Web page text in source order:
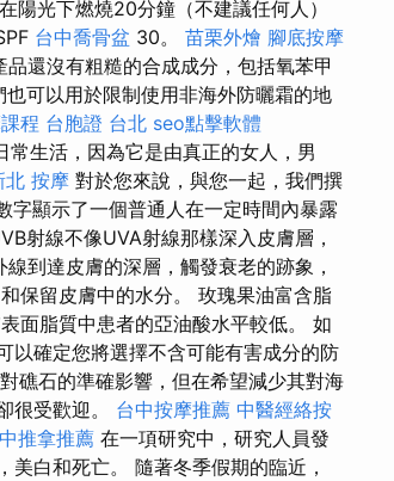
陽光下燃燒20分鐘（不建議任何人）
台中喬骨盆 30。 苗栗外燴 腳底按摩
還沒有粗糙的合成成分，包括氧苯甲
也可以用於限制使用非海外防曬霜的地
程 台胞證 台北 seo點擊軟體
生活，因為它是由真正的女人，男
北 按摩 對於您來說，與您一起，我們撰
字顯示了一個普通人在一定時間內暴露
射線不像UVA射線那樣深入皮膚層，
線到達皮膚的深層，觸發衰老的跡象，
保留皮膚中的水分。 玫瑰果油富含脂
面脂質中患者的亞油酸水平較低。 如
以確定您將選擇不含可能有害成分的防
礁石的準確影響，但在希望減少其對海
很受歡迎。 台中按摩推薦 中醫經絡按
推拿推薦 在一項研究中，研究人員發
白和死亡。 隨著冬季假期的臨近，